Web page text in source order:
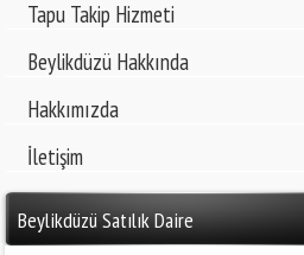
Tapu Takip Hizmeti
Beylikdüzü Hakkında
Hakkımızda
İletişim
Beylikdüzü Satılık Daire